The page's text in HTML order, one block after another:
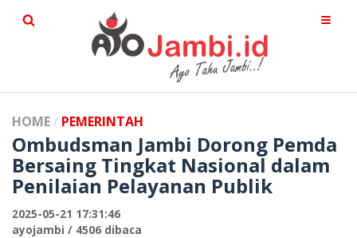
HOME PEMERINTAH
Ombudsman Jambi Dorong Pemda
Bersaing Tingkat Nasional dalam
Penilaian Pelayanan Publik
2025-05-21 17:31:46
ayojambi / 4506 dibaca